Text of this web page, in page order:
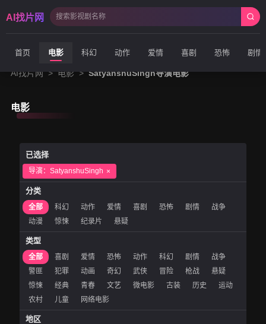
AI找片网
首页 电影 科幻 动作 爱情 喜剧 恐怖 剧情
AI找片网 > 电影 > SatyanshuSingh导演电影
电影
已选择
导演：SatyanshuSingh
分类
全部 科幻 动作 爱情 喜剧 恐怖 剧情
战争
动漫
惊悚 纪录片 悬疑
类型
全部 喜剧 爱情 恐怖 动作 科幻 剧情
战争
警匪
犯罪 动画 奇幻 武侠 冒险 枪战
悬疑
惊悚
经典 青春 文艺 微电影 古装 历史
运动
农村
儿童 网络电影
地区